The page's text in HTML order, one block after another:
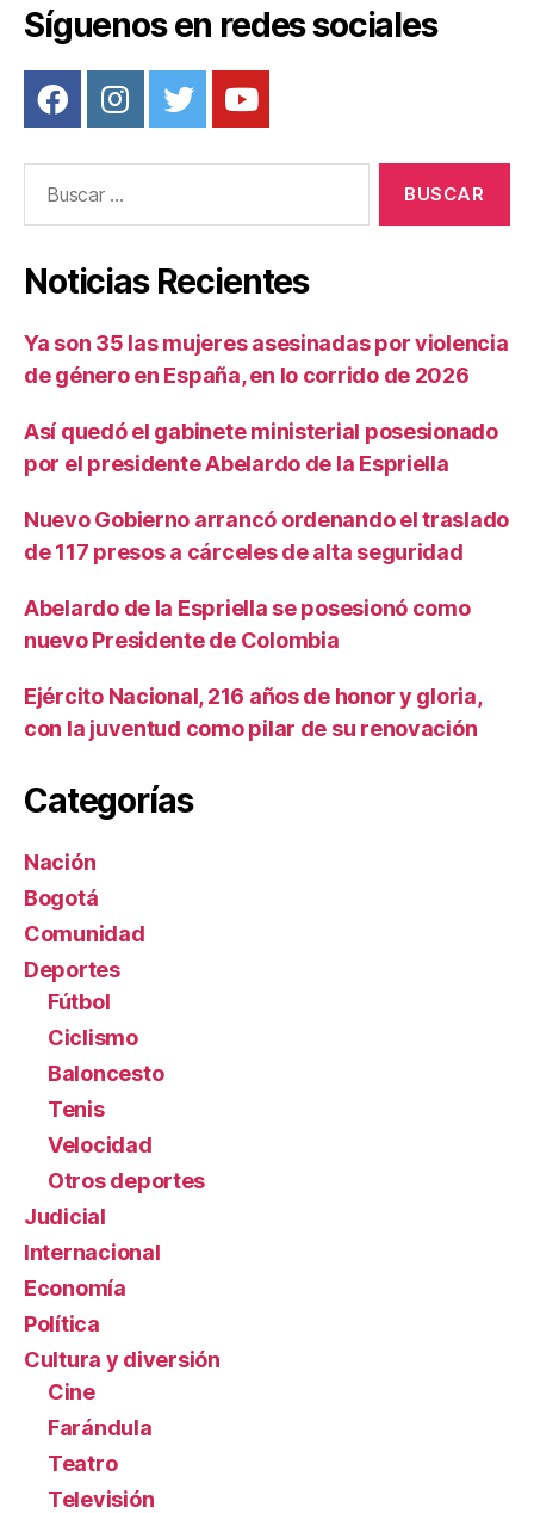
o
k
Síguenos en redes sociales
Noticias Recientes
Ya son 35 las mujeres asesinadas por violencia
de género en España, en lo corrido de 2026
Así quedó el gabinete ministerial posesionado
por el presidente Abelardo de la Espriella
Nuevo Gobierno arrancó ordenando el traslado
de 117 presos a cárceles de alta seguridad
Abelardo de la Espriella se posesionó como
nuevo Presidente de Colombia
Ejército Nacional, 216 años de honor y gloria,
con la juventud como pilar de su renovación
Categorías
Nación
Bogotá
Comunidad
Deportes
Fútbol
Ciclismo
Baloncesto
Tenis
Velocidad
Otros deportes
Judicial
Internacional
Economía
Política
Cultura y diversión
Cine
Farándula
Teatro
Televisión